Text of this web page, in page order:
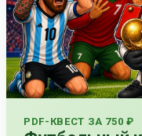
PDF-КВЕСТ ЗА 750 ₽